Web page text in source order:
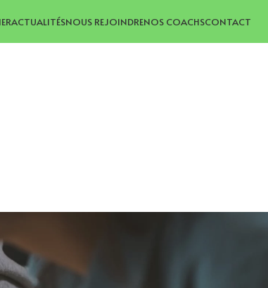
ACTUALITÉSNOUS REJOINDRENOS COACHSCONTACT